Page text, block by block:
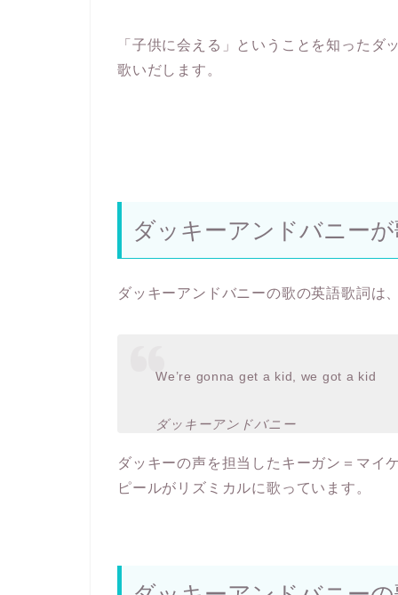
「子供に会える」ということを知った
歌いだします。
ダッキーアンドバニー
ダッキーアンドバニーの歌の英語歌詞は
We’re gonna get a kid, we got a kid
ダッキーアンドバニー
ダッキーの声を担当したキーガン＝マイ
ピールがリズミカルに歌っています。